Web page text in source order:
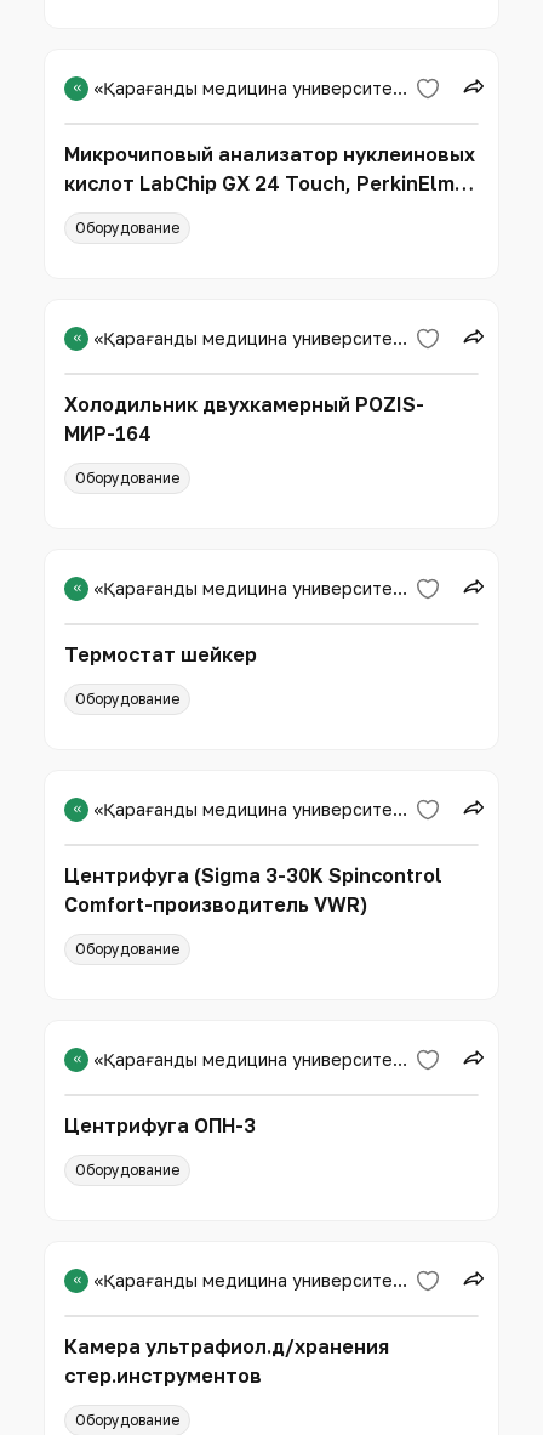
« «Қарағанды медицина университеті» КЕАҚ
Микрочиповый анализатор нуклеиновых
кислот LabChip GX 24 Touch, PerkinElmer,
США
Оборудование
« «Қарағанды медицина университеті» КЕАҚ
Холодильник двухкамерный POZIS-
МИР-164
Оборудование
« «Қарағанды медицина университеті» КЕАҚ
Термостат шейкер
Оборудование
« «Қарағанды медицина университеті» КЕАҚ
Центрифуга (Sigma 3-30K Spincontrol
Comfort-производитель VWR)
Оборудование
« «Қарағанды медицина университеті» КЕАҚ
Центрифуга ОПН-3
Оборудование
« «Қарағанды медицина университеті» КЕАҚ
Камера ультрафиол.д/хранения
стер.инструментов
Оборудование